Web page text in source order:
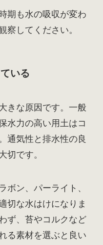
期も水の吸収が変わ
察してください。
いる
きな原因です。一般
水力の高い用土はコ
通気性と排水性の良
切です。
ボン、パーライト、
切な水はけになりま
ず、苔やコルクなど
る素材を選ぶと良い